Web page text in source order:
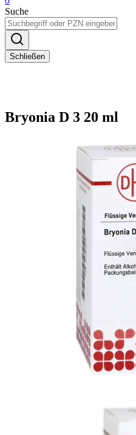
Suche
Schließen
Bryonia D 3 20 ml